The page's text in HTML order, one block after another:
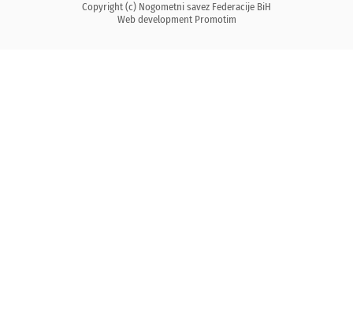
Copyright (c) Nogometni savez Federacije BiH
Web development Promotim